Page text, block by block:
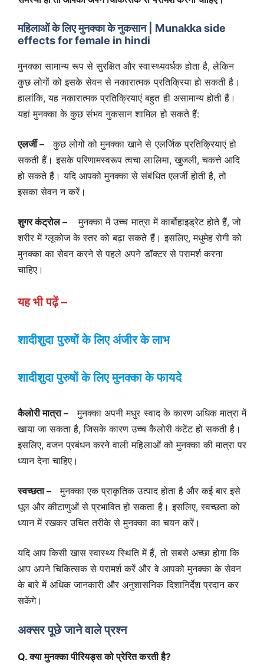
महिलाओं के लिए मुनक्का के नुकसान | Munakka side
effects for female in hindi
मुनक्का सामान्य रूप से सुरक्षित और स्वास्थ्यवर्धक होता है, लेकिन
कुछ लोगों को इसके सेवन से नकारात्मक प्रतिक्रिया हो सकती है।
हालांकि, यह नकारात्मक प्रतिक्रियाएं बहुत ही असामान्य होती हैं।
यहां मुनक्का के कुछ संभव नुकसान शामिल हो सकते हैं:
एलर्जी – कुछ लोगों को मुनक्का खाने से एलर्जिक प्रतिक्रियाएं हो
सकती हैं। इसके परिणामस्वरूप त्वचा लालिमा, खुजली, चकत्ते आदि
हो सकते हैं। यदि आपको मुनक्का से संबंधित एलर्जी होती है, तो
इसका सेवन न करें।
शुगर कंट्रोल –
मुनक्का में उच्च मात्रा में कार्बोहाइड्रेट होते हैं, जो
शरीर में ग्लूकोज के स्तर को बढ़ा सकते हैं। इसलिए, मधुमेह रोगी को
मुनक्का का सेवन करने से पहले अपने डॉक्टर से परामर्श करना
चाहिए।
यह भी पढ़ें –
शादीशुदा पुरुषों के लिए अंजीर के लाभ
शादीशुदा पुरुषों के लिएमुनक्काकेफायदे
कैलोरी मात्रा – मुनक्का अपनी मधुर स्वाद के कारण अधिक मात्रा में
खाया जा सकता है, जिसके कारण उच्च कैलोरी कंटेंट हो सकती है।
इसलिए, वजन प्रबंधन करने वाली महिलाओं को मुनक्का की मात्रा पर
ध्यान देना चाहिए।
स्वच्छता – मुनक्का एक प्राकृतिक उत्पाद होता है और कई बार इसे
धूल और कीटाणुओं से प्रभावित हो सकता है। इसलिए, स्वच्छता को
ध्यान में रखकर उचित तरीके से मुनक्का का चयन करें।
यदि आप किसी खास स्वास्थ्य स्थिति में हैं, तो सबसे अच्छा होगा कि
आप अपने चिकित्सक से परामर्श करें और वे आपको मुनक्का के सेवन
के बारे में अधिक जानकारी और अनुशासनिक दिशानिर्देश प्रदान कर
सकेंगे।
अक्सर पूछे जाने वाले प्रश्न
Q. क्या मुनक्का पीरियड्स को प्रेरित करती है?